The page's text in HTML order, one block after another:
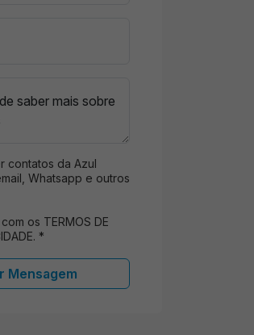
contatos da Azul
Whatsapp e outros
os TERMOS DE
*
Mensagem